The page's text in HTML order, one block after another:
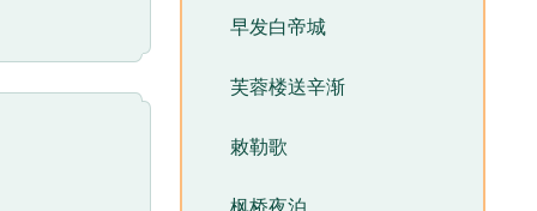
得其乐；而
，互相补
与“早行”之
早发白帝城
芙蓉楼送辛渐
敕勒歌
枫桥夜泊